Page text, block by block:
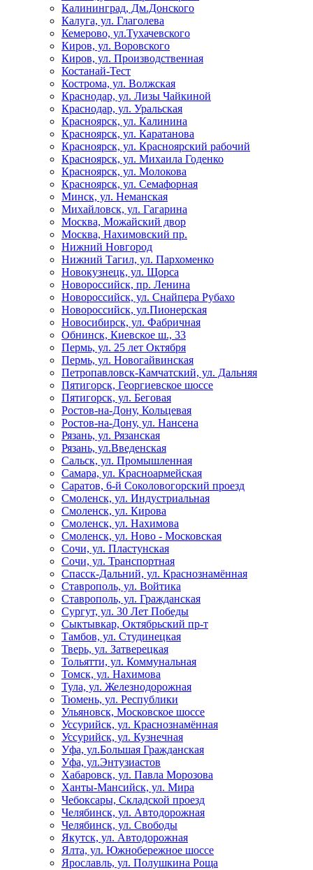
Калининград, Дм.Донского
Калуга, ул. Глаголева
Кемерово, ул.Тухачевского
Киров, ул. Воровского
Киров, ул. Производственная
Костанай-Тест
Кострома, ул. Волжская
Краснодар, ул. Лизы Чайкиной
Краснодар, ул. Уральская
Красноярск, ул. Калинина
Красноярск, ул. Каратанова
Красноярск, ул. Красноярский рабочий
Красноярск, ул. Михаила Годенко
Красноярск, ул. Молокова
Красноярск, ул. Семафорная
Минск, ул. Неманская
Михайловск, ул. Гагарина
Москва, Можайский двор
Москва, Нахимовский пр.
Нижний Новгород
Нижний Тагил, ул. Пархоменко
Новокузнецк, ул. Щорса
Новороссийск, пр. Ленина
Новороссийск, ул. Снайпера Рубахо
Новороссийск, ул.Пионерская
Новосибирск, ул. Фабричная
Обнинск, Киевское ш., 33
Пермь, ул. 25 лет Октября
Пермь, ул. Новогайвинская
Петропавловск-Камчатский, ул. Дальняя
Пятигорск, Георгиевское шоссе
Пятигорск, ул. Беговая
Ростов-на-Дону, Кольцевая
Ростов-на-Дону, ул. Нансена
Рязань, ул. Рязанская
Рязань, ул.Введенская
Сальск, ул. Промышленная
Самара, ул. Красноармейская
Саратов, 6-й Соколовогорский проезд
Смоленск, ул. Индустриальная
Смоленск, ул. Кирова
Смоленск, ул. Нахимова
Смоленск, ул. Ново - Московская
Сочи, ул. Пластунская
Сочи, ул. Транспортная
Спасск-Дальний, ул. Краснознамённая
Ставрополь, ул. Войтика
Ставрополь, ул. Гражданская
Сургут, ул. 30 Лет Победы
Сыктывкар, Октябрьский пр-т
Тамбов, ул. Студинецкая
Тверь, ул. Затверецкая
Тольятти, ул. Коммунальная
Томск, ул. Нахимова
Тула, ул. Железнодорожная
Тюмень, ул. Республики
Ульяновск, Московское шоссе
Уссурийск, ул. Краснознамённая
Уссурийск, ул. Кузнечная
Уфа, ул.Большая Гражданская
Уфа, ул.Энтузиастов
Хабаровск, ул. Павла Морозова
Ханты-Мансийск, ул. Мира
Чебоксары, Складской проезд
Челябинск, ул. Автодорожная
Челябинск, ул. Свободы
Якутск, ул. Автодорожная
Ялта, ул. Южнобережное шоссе
Ярославль, ул. Полушкина Роща